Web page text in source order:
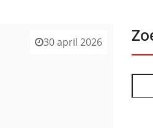
30 april 2026